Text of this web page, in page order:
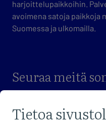
harjoittelupaikkoihin.
avoimena satoja paikkoja
Suomessa ja ulkomailla.
Seuraa meitä